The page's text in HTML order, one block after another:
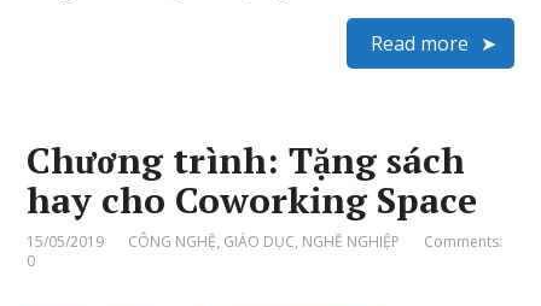
Read more
Chương trình: Tặng sách
hay cho Coworking Space
15/05/2019 CÔNG NGHỆ, GIÁO DỤC, NGHỀ NGHIỆP
Comments:
0